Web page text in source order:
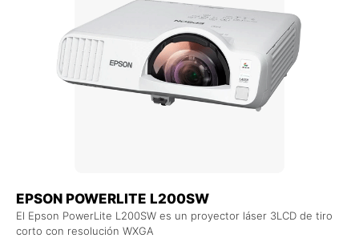
EPSON POWERLITE L200SW
El Epson PowerLite L200SW es un proyector láser 3LCD de tiro
corto con resolución WXGA